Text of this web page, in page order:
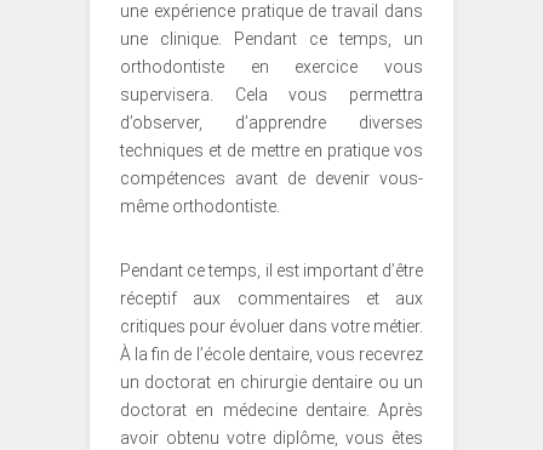
une expérience pratique de travail dans
une clinique. Pendant ce temps, un
orthodontiste en exercice vous
supervisera. Cela vous permettra
d’observer, d’apprendre diverses
techniques et de mettre en pratique vos
compétences avant de devenir vous-
même orthodontiste.
Pendant ce temps, il est important d’être
réceptif aux commentaires et aux
critiques pour évoluer dans votre métier.
À la fin de l’école dentaire, vous recevrez
un doctorat en chirurgie dentaire ou un
doctorat en médecine dentaire. Après
avoir obtenu votre diplôme, vous êtes